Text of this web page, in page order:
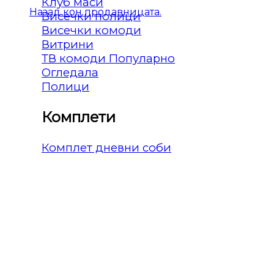
Назад кон продавницата.
Висечки полици
Висечки комоди
Витрини
ТВ комоди
Огледала
Полици
Комплети
Комплет дневни соби